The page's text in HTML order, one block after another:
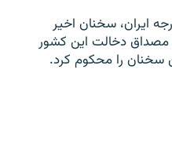
ایران، سخنان اخیر
مصداق دخالت این کشور
سخنان را محکوم کرد.